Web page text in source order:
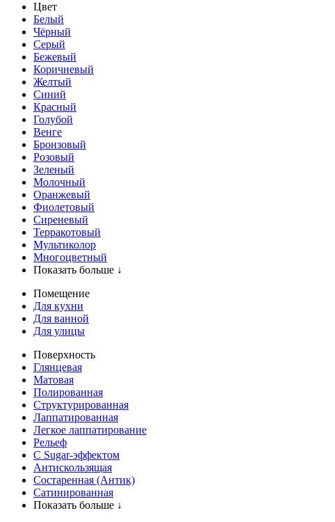
Цвет
Белый
Чёрный
Серый
Бежевый
Коричневый
Желтый
Синий
Красный
Голубой
Венге
Бронзовый
Розовый
Зеленый
Молочный
Оранжевый
Фиолетовый
Сиреневый
Терракотовый
Мультиколор
Многоцветный
Показать больше ↓
Помещение
Для кухни
Для ванной
Для улицы
Поверхность
Глянцевая
Матовая
Полированная
Структурированная
Лаппатированная
Легкое лаппатирование
Рельеф
С Sugar-эффектом
Антискользящая
Состаренная (Антик)
Сатинированная
Показать больше ↓